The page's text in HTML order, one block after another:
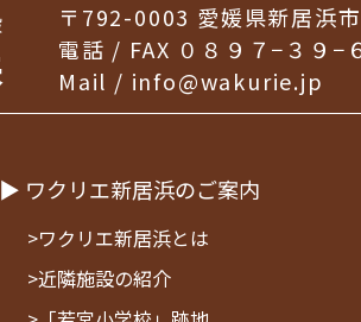
〒792-0003 愛媛県新居浜
電話 / FAX ０８９７−３９−
Mail / info@wakurie.jp
▶ ワクリエ新居浜のご案内
>ワクリエ新居浜とは
>近隣施設の紹介